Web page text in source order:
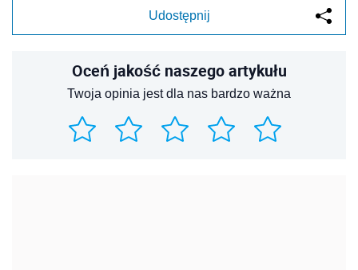
Udostępnij
Oceń jakość naszego artykułu
Twoja opinia jest dla nas bardzo ważna